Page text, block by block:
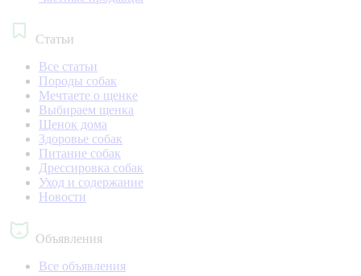
Статьи
Все статьи
Породы собак
Мечтаете о щенке
Выбираем щенка
Щенок дома
Здоровье собак
Питание собак
Дрессировка собак
Уход и содержание
Новости
Объявления
Все объявления